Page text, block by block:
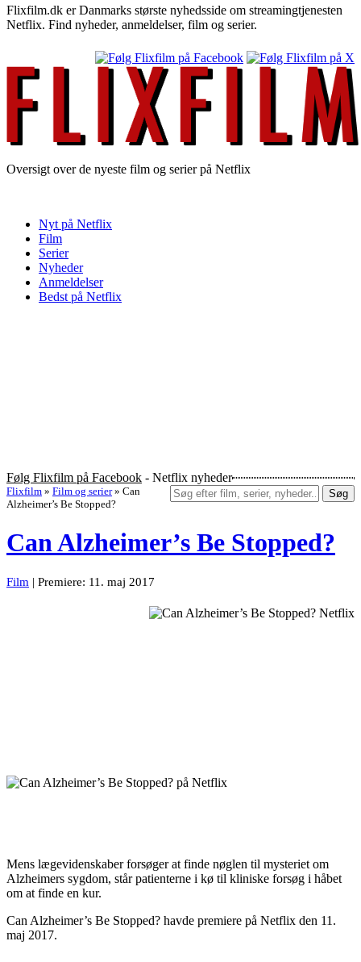
Flixfilm.dk er Danmarks største nyhedsside om streamingtjenesten
Netflix. Find nyheder, anmeldelser, film og serier.
Oversigt over de nyeste film og serier på Netflix
Nyt på Netflix
Film
Serier
Nyheder
Anmeldelser
Bedst på Netflix
Følg Flixfilm på Facebook - Netflix nyheder
Søg
Flixfilm » Film og serier » Can
Alzheimer’s Be Stopped?
Can Alzheimer’s Be Stopped?
Film | Premiere: 11. maj 2017
Mens lægevidenskaber forsøger at finde nøglen til mysteriet om
Alzheimers sygdom, står patienterne i kø til kliniske forsøg i håbet
om at finde en kur.
Can Alzheimer’s Be Stopped? havde premiere på Netflix den 11.
maj 2017.